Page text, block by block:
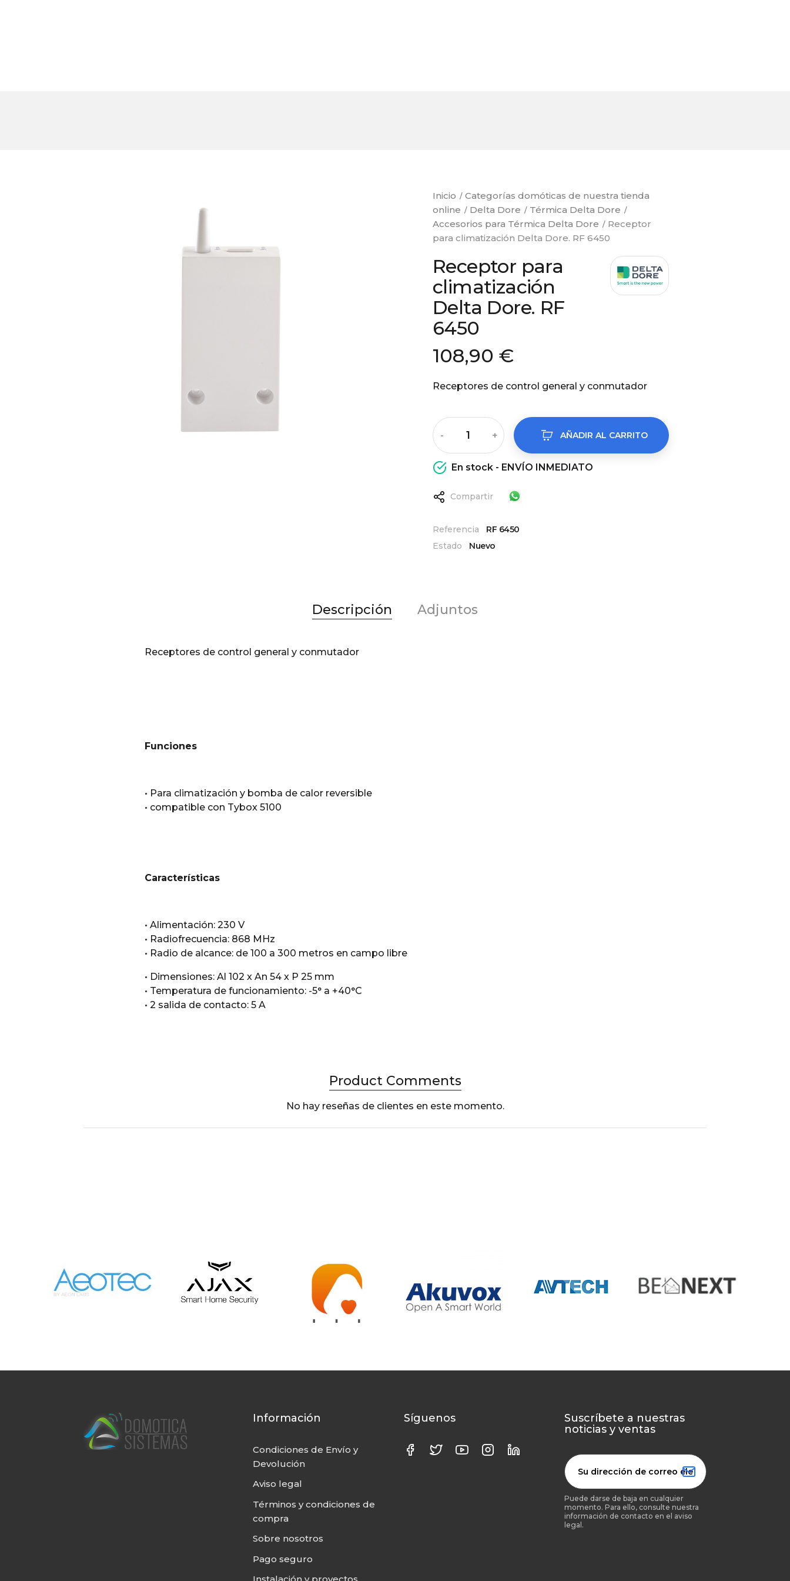
Inicio
Categorías domóticas de nuestra tienda
online
Delta Dore
Térmica Delta Dore
Accesorios para Térmica Delta Dore
Receptor
para climatización Delta Dore. RF 6450
Receptor para
climatización
Delta Dore. RF
6450
108,90 €
Receptores de control general y conmutador
- + AÑADIR AL CARRITO
En stock - ENVÍO INMEDIATO
Compartir
Referencia
RF 6450
Estado
Nuevo
Descripción Adjuntos
Receptores de control general y conmutador
Funciones
• Para climatización y bomba de calor reversible
• compatible con Tybox 5100
Características
• Alimentación: 230 V
• Radiofrecuencia: 868 MHz
• Radio de alcance: de 100 a 300 metros en campo libre
• Dimensiones: Al 102 x An 54 x P 25 mm
• Temperatura de funcionamiento: -5° a +40°C
• 2 salida de contacto: 5 A
Product Comments
No hay reseñas de clientes en este momento.
Información
Condiciones de Envío y
Devolución
Aviso legal
Términos y condiciones de
compra
Sobre nosotros
Pago seguro
Síguenos
Suscríbete a nuestras
noticias y ventas
Puede darse de baja en cualquier
momento. Para ello, consulte nuestra
información de contacto en el aviso
legal.